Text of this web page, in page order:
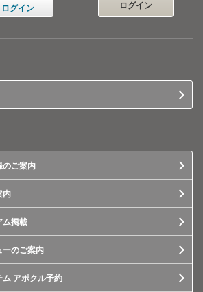
ログイン
ログイン
のご案内
内
ム掲載
ーのご案内
ム アポクル予約